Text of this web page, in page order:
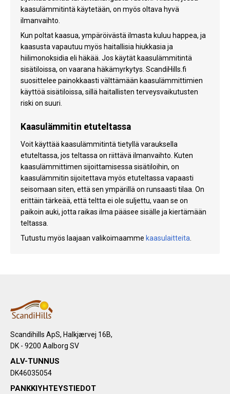
kaasulämmitintä käytetään, on myös oltava hyvä
ilmanvaihto.
Kun poltat kaasua, ympäröivästä ilmasta kuluu happea, ja
kaasusta vapautuu myös haitallisia hiukkasia ja
hiilimonoksidia eli häkää. Jos käytät kaasulämmitintä
sisätiloissa, on vaarana häkämyrkytys. ScandiHills.fi
suosittelee painokkaasti välttämään kaasulämmittimien
käyttöä sisätiloissa, sillä haitallisten terveysvaikutusten
riski on suuri.
Kaasulämmitin etuteltassa
Voit käyttää kaasulämmitintä tietyllä varauksella
etuteltassa, jos teltassa on riittävä ilmanvaihto. Kuten
kaasulämmittimen sijoittamisessa sisätiloihin, on
kaasulämmitin sijoitettava myös etuteltassa vapaasti
seisomaan siten, että sen ympärillä on runsaasti tilaa. On
erittäin tärkeää, että teltta ei ole suljettu, vaan se on
paikoin auki, jotta raikas ilma pääsee sisälle ja kiertämään
teltassa.
Tutustu myös laajaan valikoimaamme kaasulaitteita.
Scandihills ApS, Halkjærvej 16B,
DK - 9200 Aalborg SV
ALV-TUNNUS
DK46035054
PANKKIYHTEYSTIEDOT